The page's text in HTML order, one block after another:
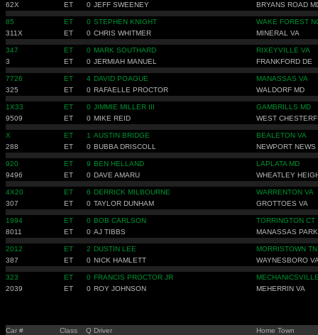
62X
ET 0 JEFF SWEENEY BRYANS ROAD
85 ET 0 STEPHEN KNIGHT
WAKE FOREST
311X
ET 0 CHRIS WHITMER MINERAL VA
347 ET 0 MARK SOUTHARD
RIXEYVILLE VA
3
ET 0 JERMIAH MANUEL FRANKFORD DE
7726 ET 4 DAVID POAGUE
MANASSAS VA
325
ET 0 RAFAELLE PROCTOR WALDORF MD
1X33 ET 0 JIMMIE MILLER III
GAMBRILLS MD
9509
ET 0 MIKE REID WEST
X ET 1 AUSTIN BRIDGE
BEALETON VA
288
ET 0 BUBBA DRISCOLL NEWPORT NEWS
920 ET 9 BEN HELLAND
LAPLATA MD
9496
ET 0 DAVE AMARU WHEATLEY
4X20 ET 6 DERRICK MILBOURNE
WARRENTON VA
307
ET 0 TAYLOR DUNHAM GROTTOES VA
1994 ET 0 BOB CARLSON
TORRINGTON CT
8011
ET 0 AJ TIBBS MANASSAS
2012 ET 2 DUSTIN LEE
MORRISTOWN TN
387
ET 0 NICK HAMLETT WAYNESBORO
323 ET 0 FRANCIS PROCTOR JR
2039
ET 0 ROY JOHNSON MEHERRIN VA
Car # Class Q Driver Home Town